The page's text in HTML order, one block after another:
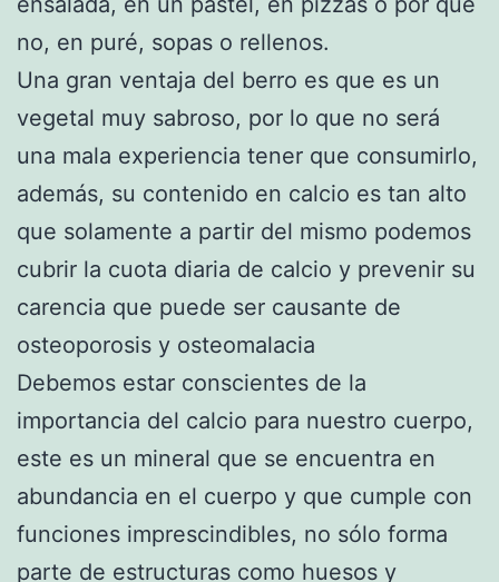
no, en puré, sopas o rellenos.
Una gran ventaja del berro es que es un
vegetal muy sabroso, por lo que no será
una mala experiencia tener que consumirlo,
además, su contenido en calcio es tan alto
que solamente a partir del mismo podemos
cubrir la cuota diaria de calcio y prevenir su
carencia que puede ser causante de
osteoporosis y osteomalacia
Debemos estar conscientes de la
importancia del calcio para nuestro cuerpo,
este es un mineral que se encuentra en
abundancia en el cuerpo y que cumple con
funciones imprescindibles, no sólo forma
parte de estructuras como huesos y